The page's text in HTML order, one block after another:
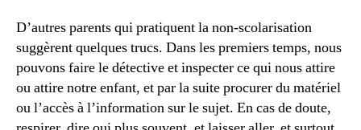
D’autres parents qui pratiquent la non-scolarisation
suggèrent quelques trucs. Dans les premiers temps, nous
pouvons faire le détective et inspecter ce qui nous attire
ou attire notre enfant, et par la suite procurer du matériel
ou l’accès à l’information sur le sujet. En cas de doute,